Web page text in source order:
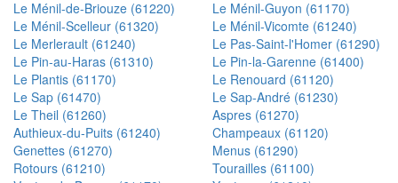
Le Ménil-de-Briouze (61220)
Le Ménil-Guyon (61170)
Le Ménil-Scelleur (61320)
Le Ménil-Vicomte (61240)
Le Merlerault (61240)
Le Pas-Saint-l'Homer (61290)
Le Pin-au-Haras (61310)
Le Pin-la-Garenne (61400)
Le Plantis (61170)
Le Renouard (61120)
Le Sap (61470)
Le Sap-André (61230)
Le Theil (61260)
Aspres (61270)
Authieux-du-Puits (61240)
Champeaux (61120)
Genettes (61270)
Menus (61290)
Rotours (61210)
Tourailles (61100)